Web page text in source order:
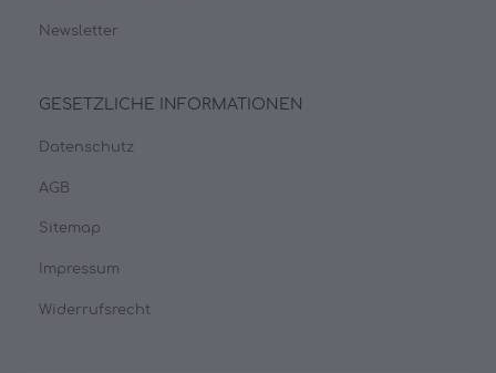
Newsletter
GESETZLICHE INFORMATIONEN
Datenschutz
AGB
Sitemap
Impressum
Widerrufsrecht